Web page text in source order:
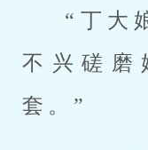
“丁大
不兴磋磨
套。”